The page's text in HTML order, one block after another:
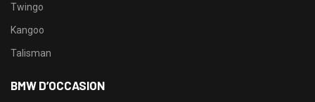
Twingo
Kangoo
Talisman
BMW D’OCCASION